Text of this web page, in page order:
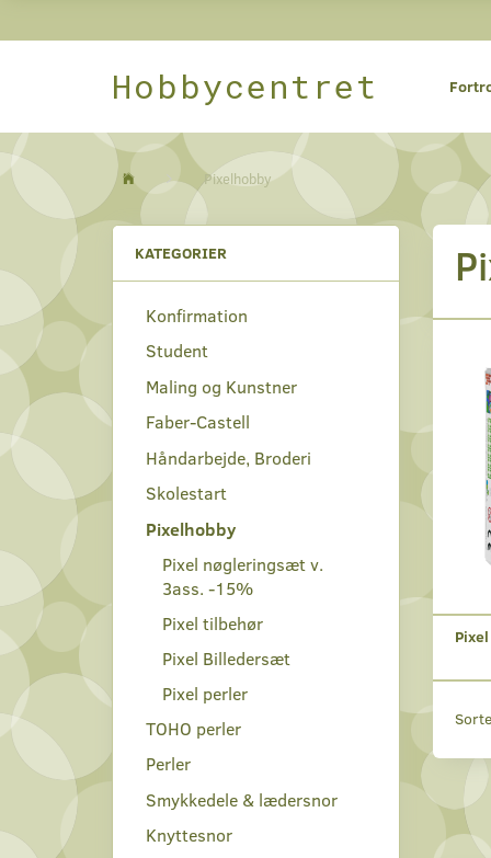
Hobbycentret
Pixelhobby
KATEGORIER
Konfirmation
Student
Maling og Kunstner
Faber-Castell
Håndarbejde, Broderi
Skolestart
Pixelhobby
Pixel nøgleringsæt v.
3ass. -15%
Pixel tilbehør
Pixel Billedersæt
Pixel perler
TOHO perler
Perler
Smykkedele & lædersnor
Knyttesnor